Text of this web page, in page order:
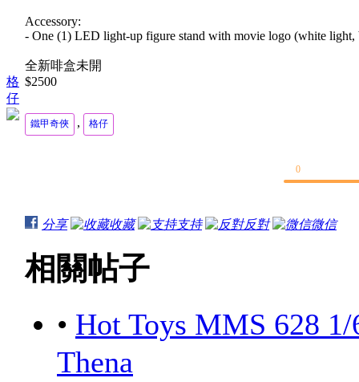
格
仔
Accessory:
- One (1) LED light-up figure stand with movie logo (white light,
全新啡盒未開
$2500
鐵甲奇俠 , 格仔
0
分享 收藏 支持 反對 微信
相關帖子
• Hot Toys MMS 628
Thena